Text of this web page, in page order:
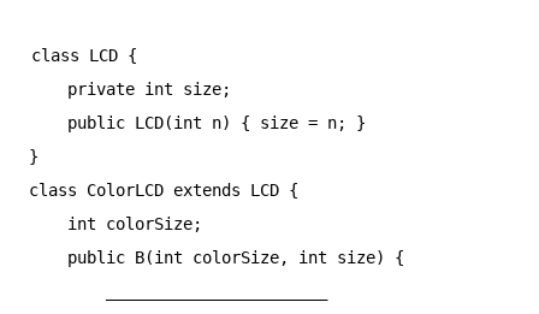
class LCD {
}
class ColorLCD extends LCD {